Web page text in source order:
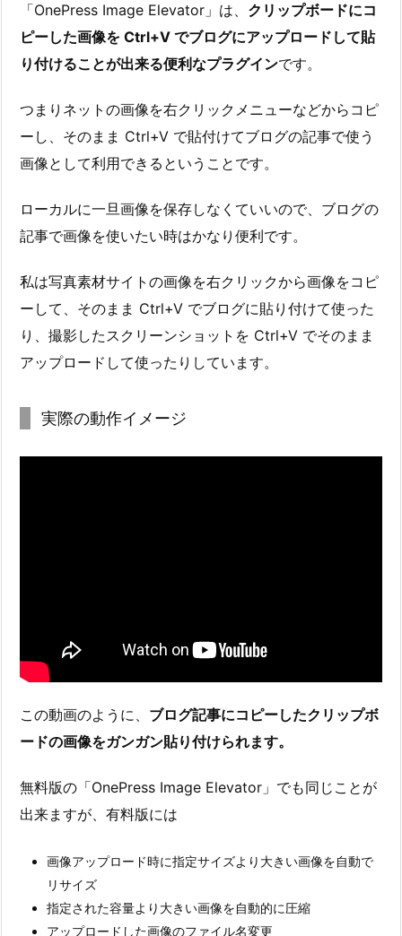
「OnePress Image Elevator」は、 クリップボードにコ
ピーした画像を Ctrl+V でブログにアップロードして貼
り付けることが出来る便利なプラグインです。
つまりネットの画像を右クリックメニューなどからコピ
ーし、そのまま Ctrl+V で貼付けてブログの記事で使う
画像として利用できるということです。
ローカルに一旦画像を保存しなくていいので、ブログの
記事で画像を使いたい時はかなり便利です。
私は写真素材サイトの画像を右クリックから画像をコピ
ーして、そのまま Ctrl+V でブログに貼り付けて使った
り、撮影したスクリーンショットを Ctrl+V でそのまま
アップロードして使ったりしています。
実際の動作イメージ
この動画のように、 ブログ記事にコピーしたクリップボ
ードの画像をガンガン貼り付けられます。
無料版の「OnePress Image Elevator」でも同じことが
出来ますが、有料版には
画像アップロード時に指定サイズより大きい画像を自動で
リサイズ
指定された容量より大きい画像を自動的に圧縮
アップロードした画像のファイル名変更